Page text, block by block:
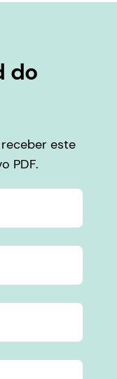
do
este
PDF.